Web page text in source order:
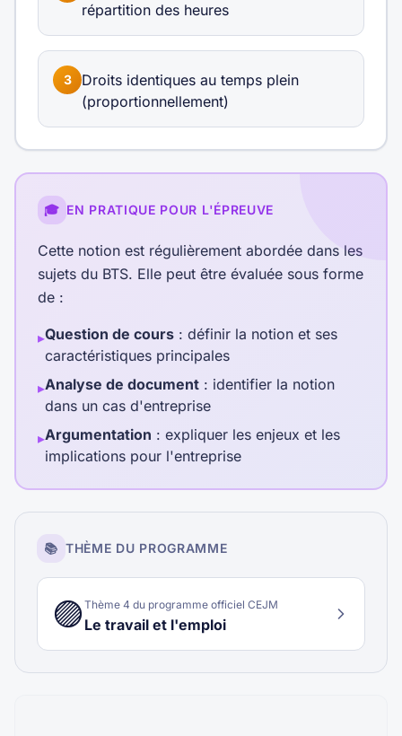
répartition des heures
3
Droits identiques au temps plein
(proportionnellement)
🎓 EN PRATIQUE POUR L'ÉPREUVE
Cette notion est régulièrement abordée dans les
sujets du BTS. Elle peut être évaluée sous forme
de :
▸Question de cours : définir la notion et ses
caractéristiques principales
▸Analyse de document : identifier la notion
dans un cas d'entreprise
▸Argumentation : expliquer les enjeux et les
implications pour l'entreprise
📚 THÈME DU PROGRAMME
🟣 Thème 4 du programme officiel CEJM
Le travail et l'emploi